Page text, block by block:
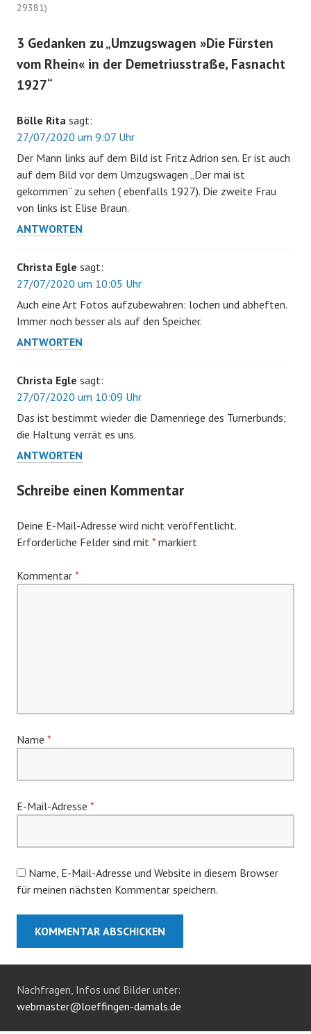
29381)
3 Gedanken zu „Umzugswagen »Die Fürsten
vom Rhein« in der Demetriusstraße, Fasnacht
1927“
Bölle Rita sagt:
27/07/2020 um 9:07 Uhr
Der Mann links auf dem Bild ist Fritz Adrion sen. Er ist auch
auf dem Bild vor dem Umzugswagen „Der mai ist
gekommen“ zu sehen ( ebenfalls 1927). Die zweite Frau
von links ist Elise Braun.
ANTWORTEN
Christa Egle sagt:
27/07/2020 um 10:05 Uhr
Auch eine Art Fotos aufzubewahren: lochen und abheften.
Immer noch besser als auf den Speicher.
ANTWORTEN
Christa Egle sagt:
27/07/2020 um 10:09 Uhr
Das ist bestimmt wieder die Damenriege des Turnerbunds;
die Haltung verrät es uns.
ANTWORTEN
Schreibe einen Kommentar
Deine E-Mail-Adresse wird nicht veröffentlicht.
Erforderliche Felder sind mit * markiert
Kommentar *
Name *
E-Mail-Adresse *
Name, E-Mail-Adresse und Website in diesem Browser
für meinen nächsten Kommentar speichern.
Nachfragen, Infos und Bilder unter:
webmaster@loeffingen-damals.de